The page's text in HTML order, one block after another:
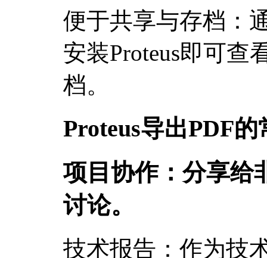
便于共享与存档：
安装Proteus即可查
档。
Proteus导出PDF
项目协作：分享给
讨论。
技术报告：作为技